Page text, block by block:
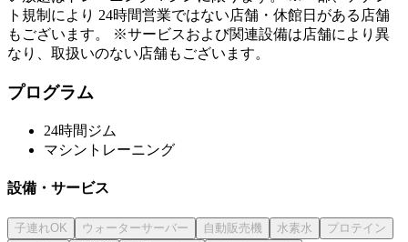
ト規制により 24時間営業ではない店舗・休館日がある店舗
もございます。 ※サービスおよび関連設備は店舗により異
なり、取扱いのない店舗もございます。
プログラム
24時間ジム
マシントレーニング
設備・サービス